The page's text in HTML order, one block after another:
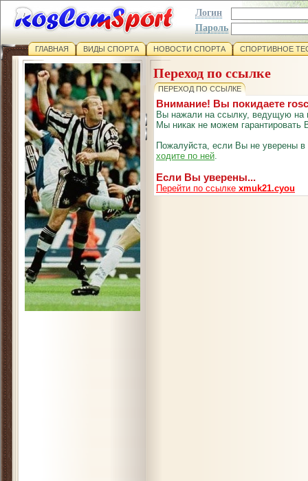
Логин
Пароль
ГЛАВНАЯ ВИДЫ СПОРТА НОВОСТИ СПОРТА СПОРТИВНОЕ
Переход по ссылке
ПЕРЕХОД ПО ССЫЛКЕ
Внимание! Вы покидаете
Вы нажали на ссылку, ведущую на
Мы никак не можем гарантировать
Пожалуйста, если Вы не уверены
ходите по ней.
Если Вы уверены...
Перейти по ссылке xmuk21.cyou